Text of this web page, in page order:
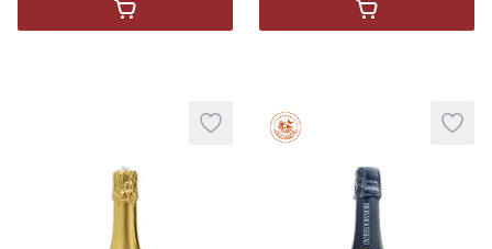
,PATRIARCHE CREMANT DE,
Add to wishlist
Haute Valeur
Add